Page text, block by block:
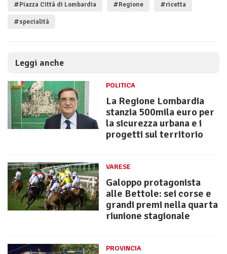
#Piazza Città di Lombardia #Regione #ricetta
#specialità
Leggi anche
POLITICA
La Regione Lombardia
stanzia 500mila euro per
la sicurezza urbana e i
progetti sul territorio
VARESE
Galoppo protagonista
alle Bettole: sei corse e
grandi premi nella quarta
riunione stagionale
PROVINCIA